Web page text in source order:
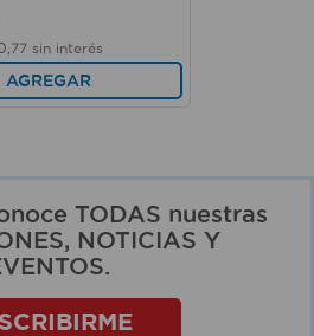
77 sin interés
AGREGAR
TODAS nuestras
NOTICIAS Y